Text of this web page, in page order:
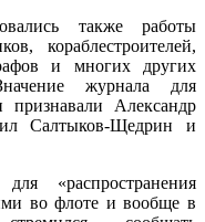
также работы
кораблестроителей,
и многих других
журнала для
признавали Александр
Салтыков-Щедрин и
«распространения
во флоте и вообще в